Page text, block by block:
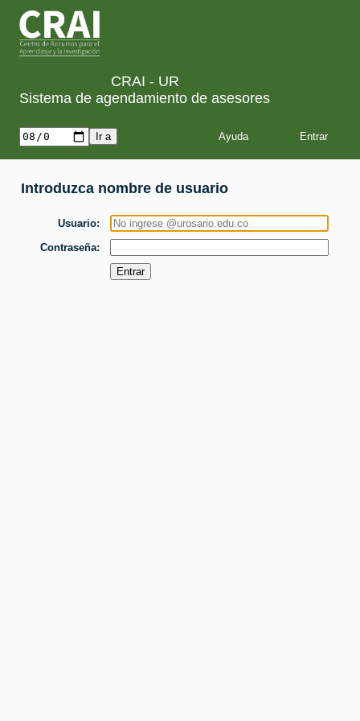
CRAI - UR
Sistema de agendamiento de asesores
Ayuda
Introduzca nombre de usuario
Usuario
Contraseña